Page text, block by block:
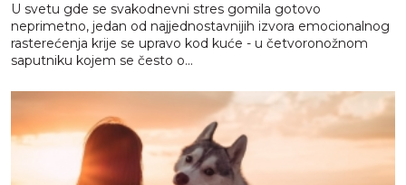
U svetu gde se svakodnevni stres gomila gotovo
neprimetno, jedan od najjednostavnijih izvora emocionalnog
rasterećenja krije se upravo kod kuće - u četvoronožnom
saputniku kojem se često o...